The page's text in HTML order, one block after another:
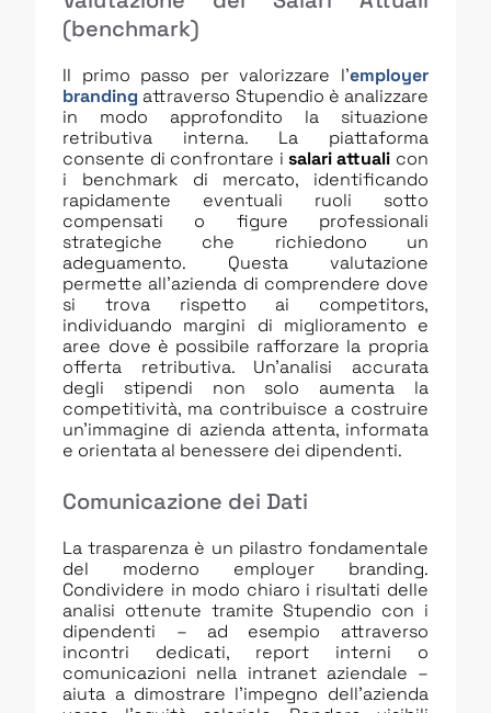
(benchmark)
Il primo passo per valorizzare l’employer
branding attraverso Stupendio è analizzare
in modo approfondito la situazione
retributiva interna. La piattaforma
consente di confrontare i salari attuali con
i benchmark di mercato, identificando
rapidamente eventuali ruoli sotto
compensati o figure professionali
strategiche che richiedono un
adeguamento. Questa valutazione
permette all’azienda di comprendere dove
si trova rispetto ai competitors,
individuando margini di miglioramento e
aree dove è possibile rafforzare la propria
offerta retributiva. Un’analisi accurata
degli stipendi non solo aumenta la
competitività, ma contribuisce a costruire
un’immagine di azienda attenta, informata
e orientata al benessere dei dipendenti.
Comunicazione dei Dati
La trasparenza è un pilastro fondamentale
del moderno employer branding.
Condividere in modo chiaro i risultati delle
analisi ottenute tramite Stupendio con i
dipendenti – ad esempio attraverso
incontri dedicati, report interni o
comunicazioni nella intranet aziendale –
aiuta a dimostrare l’impegno dell’azienda